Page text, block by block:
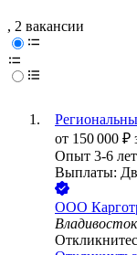
, 2 вакансии
от 150 000 ₽
Опыт 3-6 лет
Выплаты:
ООО